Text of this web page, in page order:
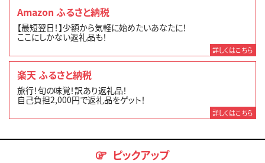
Amazon ふるさと納税
【最短翌日！】少額から気軽に始めたいあなたに！
ここにしかない返礼品も！
詳しくはこちら
楽天 ふるさと納税
旅行！旬の味覚！訳あり返礼品！
自己負担2,000円で返礼品をゲット！
詳しくはこちら
ピックアップ